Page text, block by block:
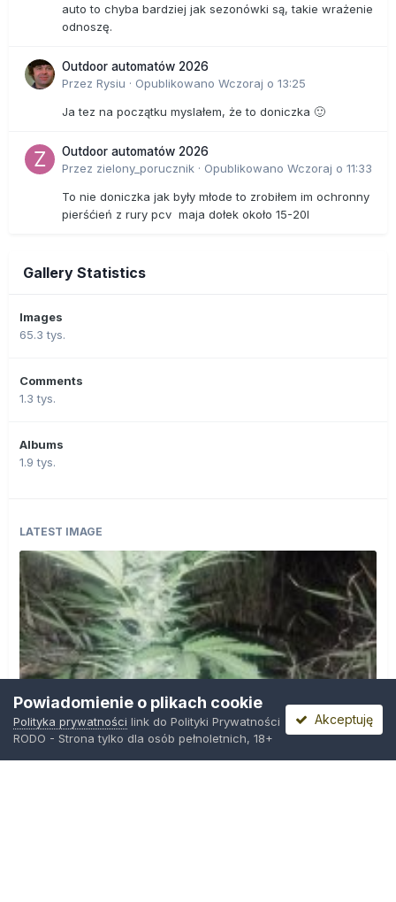
auto to chyba bardziej jak sezonówki są, takie wrażenie
odnoszę.
Outdoor automatów 2026
Przez Rysiu · Opublikowano Wczoraj o 13:25
Ja tez na początku myslałem, że to doniczka 🙂
Outdoor automatów 2026
Przez zielony_porucznik · Opublikowano Wczoraj o 11:33
To nie doniczka jak były młode to zrobiłem im ochronny
pierśćień z rury pcv maja dołek około 15-20l
Gallery Statistics
Images
65.3 tys.
Comments
1.3 tys.
Albums
1.9 tys.
LATEST IMAGE
Powiadomienie o plikach cookie
Polityka prywatności link do Polityki Prywatności
RODO - Strona tylko dla osób pełnoletnich, 18+
Akceptuję